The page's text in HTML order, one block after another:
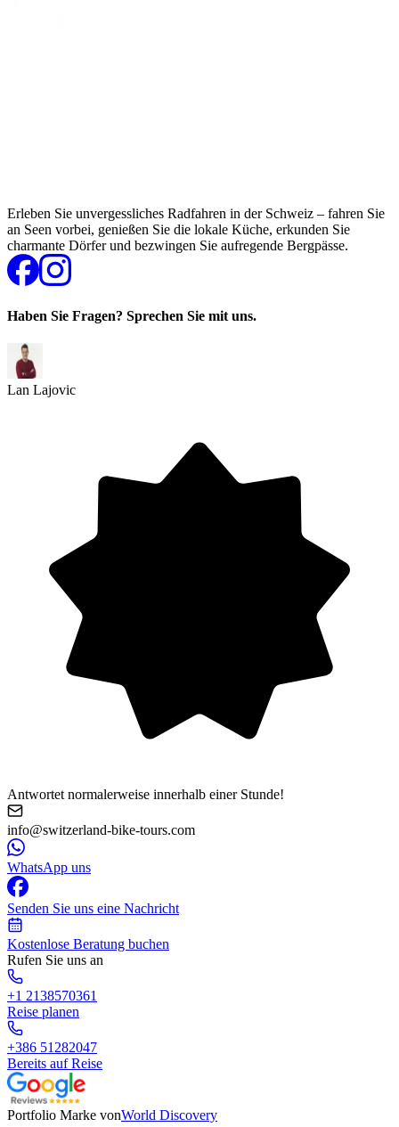
Erleben Sie unvergessliches Radfahren in der Schweiz – fahren Sie
an Seen vorbei, genießen Sie die lokale Küche, erkunden Sie
charmante Dörfer und bezwingen Sie aufregende Bergpässe.
Haben Sie Fragen? Sprechen Sie mit uns.
Lan Lajovic
Antwortet normalerweise innerhalb einer Stunde!
info@switzerland-bike-tours.com
WhatsApp uns
Senden Sie uns eine Nachricht
Kostenlose Beratung buchen
Rufen Sie uns an
+1 2138570361
Reise planen
+386 51282047
Bereits auf Reise
Portfolio Marke vonWorld Discovery